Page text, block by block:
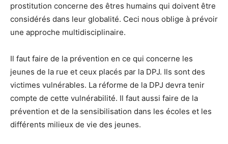
prostitution concerne des êtres humains qui doivent être
considérés dans leur globalité. Ceci nous oblige à prévoir
une approche multidisciplinaire.
Il faut faire de la prévention en ce qui concerne les
jeunes de la rue et ceux placés par la DPJ. Ils sont des
victimes vulnérables. La réforme de la DPJ devra tenir
compte de cette vulnérabilité. Il faut aussi faire de la
prévention et de la sensibilisation dans les écoles et les
différents milieux de vie des jeunes.